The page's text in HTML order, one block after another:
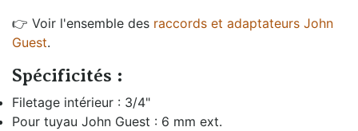
👉 Voir l'ensemble des raccords et adaptateurs John
Guest.
Spécificités :
Filetage intérieur : 3/4"
Pour tuyau John Guest : 6 mm ext.